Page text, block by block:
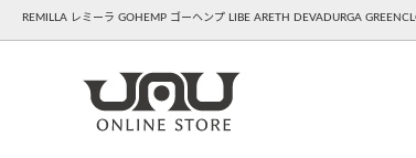
REMILLA レミーラ GOHEMP ゴーヘンプ LIBE ARETH DEVADURGA